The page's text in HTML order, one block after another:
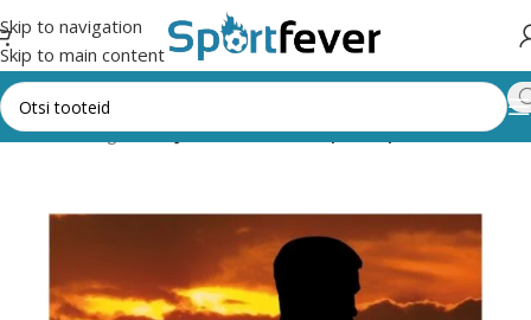
Skip to navigation
Skip to main content
Kõik kategooriad Jooksmine, multisport, spordikaamerad